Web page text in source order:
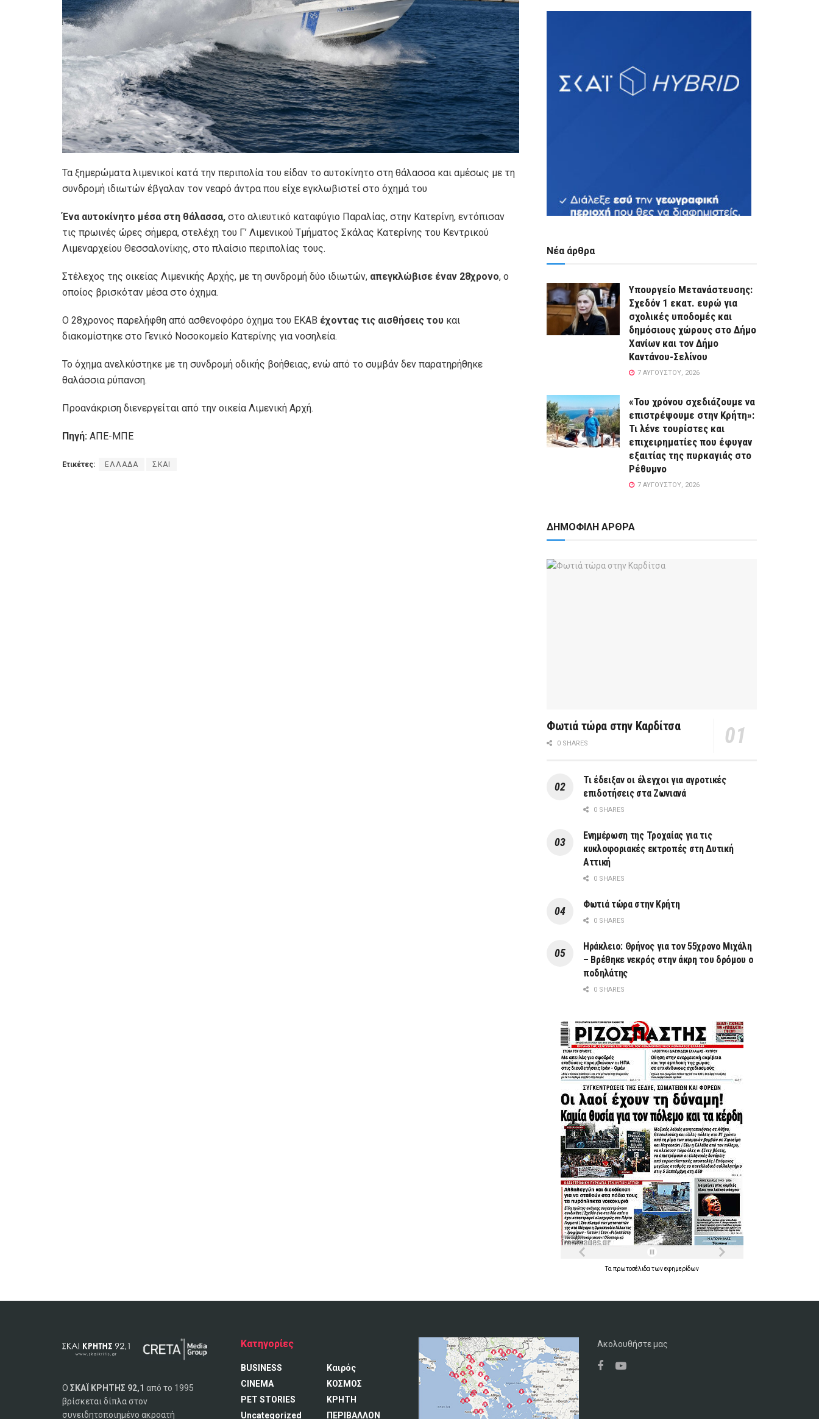
Τα ξημερώματα λιμενικοί κατά την περιπολία του είδαν το αυτοκίνητο στη θάλασσα και αμέσως με τη
συνδρομή ιδιωτών έβγαλαν τον νεαρό άντρα που είχε εγκλωβιστεί στο όχημά του
Ένα αυτοκίνητο μέσα στη θάλασσα, στο αλιευτικό καταφύγιο Παραλίας, στην Κατερίνη, εντόπισαν
τις πρωινές ώρες σήμερα, στελέχη του Γ’ Λιμενικού Τμήματος Σκάλας Κατερίνης του Κεντρικού
Λιμεναρχείου Θεσσαλονίκης, στο πλαίσιο περιπολίας τους.
Στέλεχος της οικείας Λιμενικής Αρχής, με τη συνδρομή δύο ιδιωτών, απεγκλώβισε έναν 28χρονο, ο
οποίος βρισκόταν μέσα στο όχημα.
Ο 28χρονος παρελήφθη από ασθενοφόρο όχημα του ΕΚΑΒ έχοντας τις αισθήσεις του και
διακομίστηκε στο Γενικό Νοσοκομείο Κατερίνης για νοσηλεία.
Το όχημα ανελκύστηκε με τη συνδρομή οδικής βοήθειας, ενώ από το συμβάν δεν παρατηρήθηκε
θαλάσσια ρύπανση.
Προανάκριση διενεργείται από την οικεία Λιμενική Αρχή.
Πηγή: ΑΠΕ-ΜΠΕ
Ετικέτες: ΕΛΛΑΔΑ ΣΚΑΙ
Νέα άρθρα
Υπουργείο Μετανάστευσης:
Σχεδόν 1 εκατ. ευρώ για
σχολικές υποδομές και
δημόσιους χώρους στο Δήμο
Χανίων και τον Δήμο
Καντάνου-Σελίνου
7 ΑΥΓΟΎΣΤΟΥ, 2026
«Του χρόνου σχεδιάζουμε να
επιστρέψουμε στην Κρήτη»:
Τι λένε τουρίστες και
επιχειρηματίες που έφυγαν
εξαιτίας της πυρκαγιάς στο
Ρέθυμνο
7 ΑΥΓΟΎΣΤΟΥ, 2026
ΔΗΜΟΦΙΛΗ ΑΡΘΡΑ
Φωτιά τώρα στην Καρδίτσα
0 SHARES
Τι έδειξαν οι έλεγχοι για αγροτικές
επιδοτήσεις στα Ζωνιανά
0 SHARES
Ενημέρωση της Τροχαίας για τις
κυκλοφοριακές εκτροπές στη Δυτική
Αττική
0 SHARES
Φωτιά τώρα στην Κρήτη
0 SHARES
Ηράκλειο: Θρήνος για τον 55χρονο Μιχάλη
– Βρέθηκε νεκρός στην άκρη του δρόμου ο
ποδηλάτης
0 SHARES
Τα πρωτοσέλιδα τωνεφημερίδων
Ο ΣΚΑΪ ΚΡΗΤΗΣ 92,1 από το 1995
βρίσκεται δίπλα στον
συνειδητοποιημένο ακροατή
Κατηγορίες
BUSINESS
CINEMA
PET STORIES
Uncategorized
Καιρός
ΚΟΣΜΟΣ
ΚΡΗΤΗ
ΠΕΡΙΒΑΛΛΟΝ
Ακολουθήστε μας